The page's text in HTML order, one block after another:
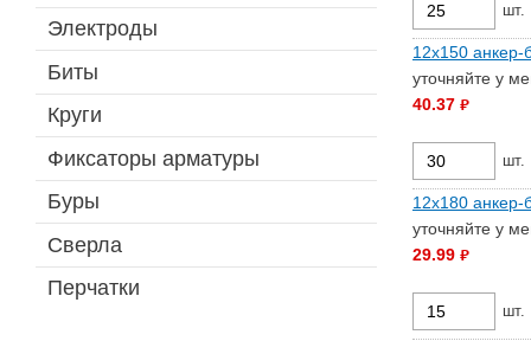
Электроды
Биты
Круги
Фиксаторы арматуры
Буры
Сверла
Перчатки
шт.
12х150 анкер-
уточняйте у
40.37 руб.
шт.
12х180 анкер-
уточняйте у
29.99 руб.
шт.